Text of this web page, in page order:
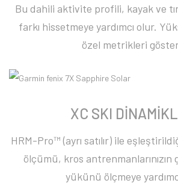
Bu dahili aktivite profili, kayak ve
farkı hissetmeye yardımcı olur.
özel metrikleri
XC SKI
HRM-Pro™ (ayrı satılır) ile
ölçümü, kros antrenmanlarınızın
yükünü ölçmeye